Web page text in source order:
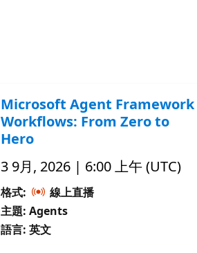
Microsoft Agent Framework
Workflows: From Zero to
Hero
3 9月, 2026 | 6:00 上午 (UTC)
格式:
線上直播
主題: Agents
語言: 英文